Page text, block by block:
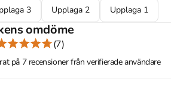
i ekonomisk historia, har
följa hans intressanta och
tredje upplaga följer vi den
upplagan. En tioårsperiod med
3 Upplaga 2 Upplaga 1
omdöme
(7)
på 7 recensioner från verifierade användare